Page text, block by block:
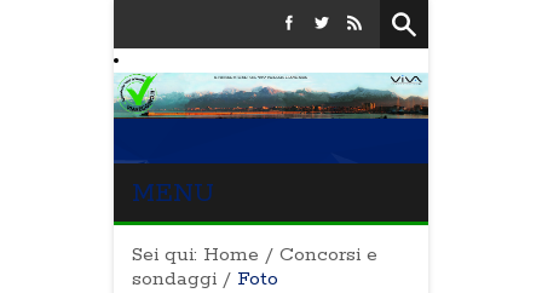
MENU
Sei qui: Home / Concorsi e
sondaggi / Foto